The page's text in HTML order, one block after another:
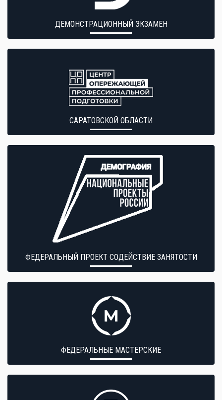
ДЕМОНСТРАЦИОННЫЙ ЭКЗАМЕН
САРАТОВСКОЙ ОБЛАСТИ
ФЕДЕРАЛЬНЫЙ ПРОЕКТ СОДЕЙСТВИЕ ЗАНЯТОСТИ
ФЕДЕРАЛЬНЫЕ МАСТЕРСКИЕ